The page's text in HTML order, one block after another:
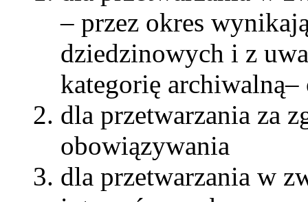
– przez okres
dziedzinowych i z
kategorię
dla przetwarzania za
obowiązywania
dla przetwarzania w